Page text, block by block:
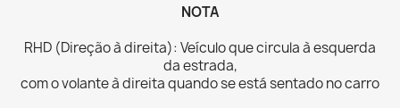
NOTA
RHD (Direção à direita): Veículo que circula à esquerda
daestrada,
com o volante à direita quando se está sentado no carro